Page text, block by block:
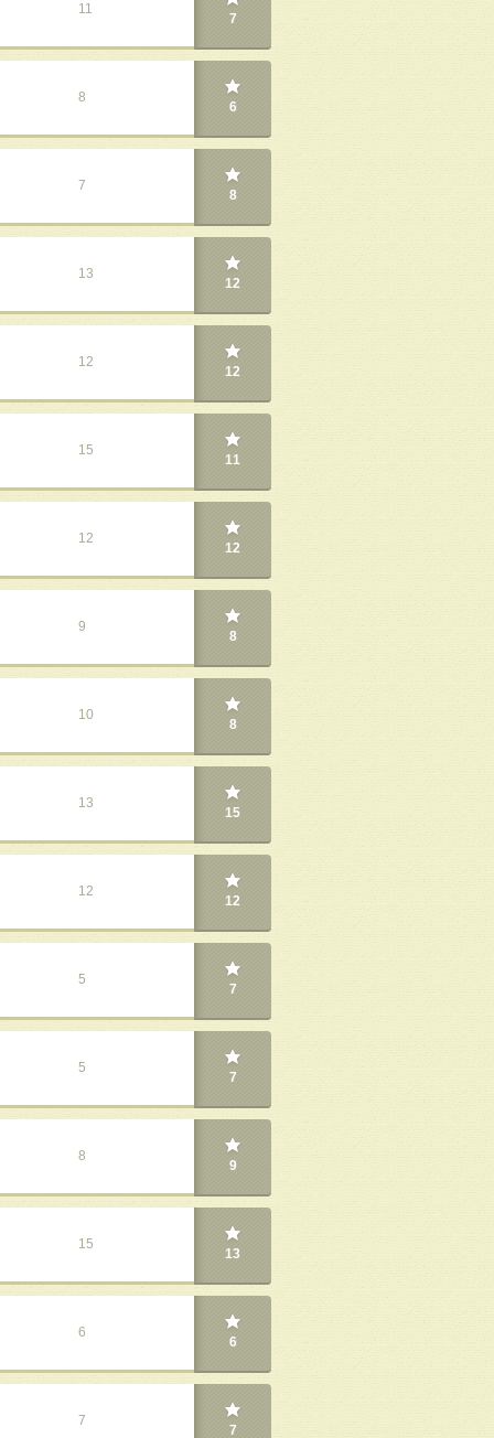
11
7
8
6
7
8
13
12
12
12
15
11
12
12
9
8
10
8
13
15
12
12
5
7
5
7
8
9
15
13
6
6
7
7